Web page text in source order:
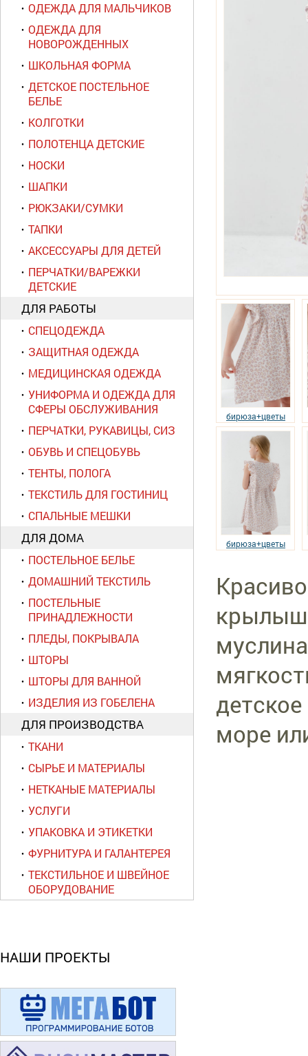
ОДЕЖДА ДЛЯ МАЛЬЧИКОВ
ОДЕЖДА ДЛЯ
НОВОРОЖДЕННЫХ
ШКОЛЬНАЯ ФОРМА
ДЕТСКОЕ ПОСТЕЛЬНОЕ
БЕЛЬЕ
КОЛГОТКИ
ПОЛОТЕНЦА ДЕТСКИЕ
НОСКИ
ШАПКИ
РЮКЗАКИ/СУМКИ
ТАПКИ
АКСЕССУАРЫ ДЛЯ ДЕТЕЙ
ПЕРЧАТКИ/ВАРЕЖКИ
ДЕТСКИЕ
ДЛЯ РАБОТЫ
СПЕЦОДЕЖДА
ЗАЩИТНАЯ ОДЕЖДА
МЕДИЦИНСКАЯ ОДЕЖДА
УНИФОРМА И ОДЕЖДА ДЛЯ
СФЕРЫ ОБСЛУЖИВАНИЯ
ПЕРЧАТКИ, РУКАВИЦЫ, СИЗ
ОБУВЬ И СПЕЦОБУВЬ
ТЕНТЫ, ПОЛОГА
ТЕКСТИЛЬ ДЛЯ ГОСТИНИЦ
СПАЛЬНЫЕ МЕШКИ
ДЛЯ ДОМА
ПОСТЕЛЬНОЕ БЕЛЬЕ
ДОМАШНИЙ ТЕКСТИЛЬ
ПОСТЕЛЬНЫЕ
ПРИНАДЛЕЖНОСТИ
ПЛЕДЫ, ПОКРЫВАЛА
ШТОРЫ
ШТОРЫ ДЛЯ ВАННОЙ
ИЗДЕЛИЯ ИЗ ГОБЕЛЕНА
ДЛЯ ПРОИЗВОДСТВА
ТКАНИ
СЫРЬЕ И МАТЕРИАЛЫ
НЕТКАНЫЕ МАТЕРИАЛЫ
УСЛУГИ
УПАКОВКА И ЭТИКЕТКИ
ФУРНИТУРА И ГАЛАНТЕРЕЯ
ТЕКСТИЛЬНОЕ И ШВЕЙНОЕ
ОБОРУДОВАНИЕ
НАШИ ПРОЕКТЫ
бирюза+цветы
бирюза+цветы
море